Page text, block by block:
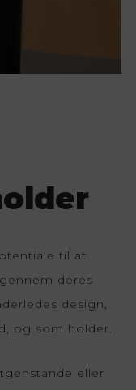
til at
deres
design,
og som holder.
eller